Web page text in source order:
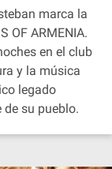
marca la
OF ARMENIA.
en el club
y la música
legado
su pueblo.